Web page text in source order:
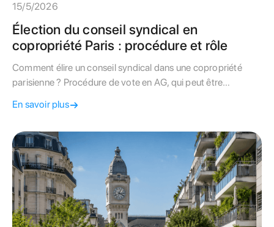
15/5/2026
Élection du conseil syndical en
copropriété Paris : procédure et rôle
Comment élire un conseil syndical dans une copropriété
parisienne ? Procédure de vote en AG, qui peut être
En savoir plus